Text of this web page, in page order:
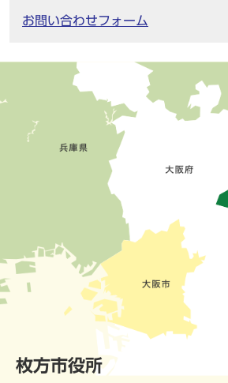
お問い合わせフォーム
枚方市役所